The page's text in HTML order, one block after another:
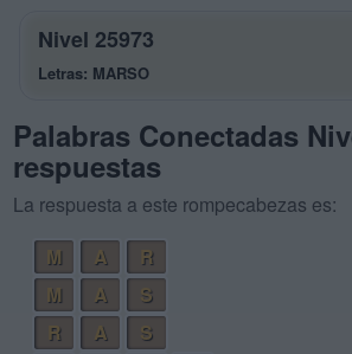
Nivel 25973
Letras: MARSO
Palabras Conectadas
respuestas
La respuesta a este rompecabezas es:
M
A
R
M
A
S
R
A
S